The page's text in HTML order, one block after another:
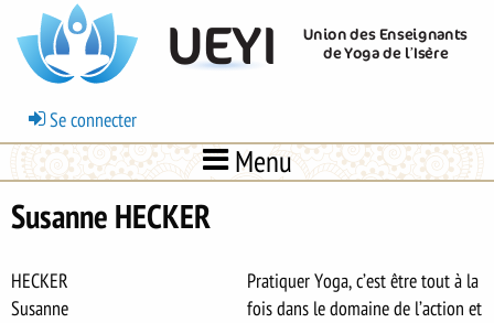
contenu
principal
UEYI
Union des Enseignants
de Yoga de l’Isère
Menu
du
compte
de
l'utilisateur
Se connecter
Menu
Susanne HECKER
HECKER
Susanne
Pratiquer Yoga, c’est être tout à la
fois dans le domaine de l’action et